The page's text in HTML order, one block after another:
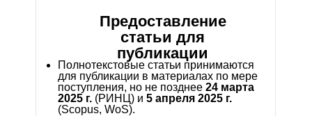
Предоставление
статьи для
публикации
Полнотекстовые статьи принимаются
для публикации в материалах по мере
поступления, но не позднее 24 марта
2025 г. (РИНЦ) и 5 апреля 2025 г.
(Scopus, WoS).